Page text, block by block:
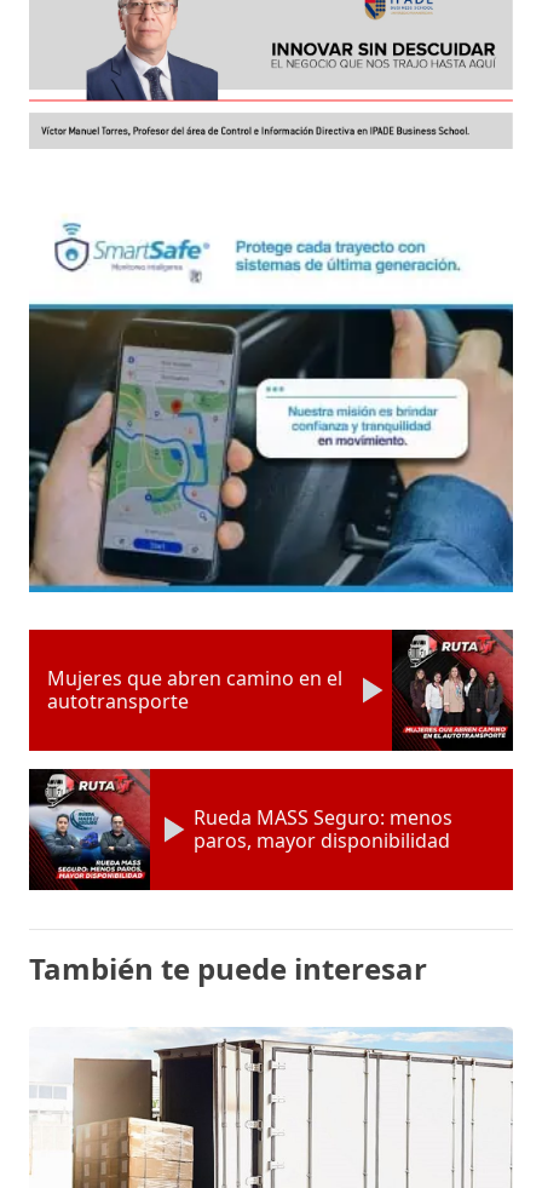
Mujeres que abren camino en el
autotransporte
Rueda MASS Seguro: menos
paros, mayor disponibilidad
También te puede interesar